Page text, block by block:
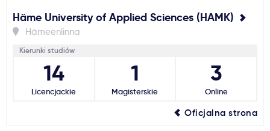
Häme University of Applied Sciences (HAMK)
Hämeenlinna
Kierunki studiów
14
Licencjackie
1
Magisterskie
3
Online
Oficjalna strona